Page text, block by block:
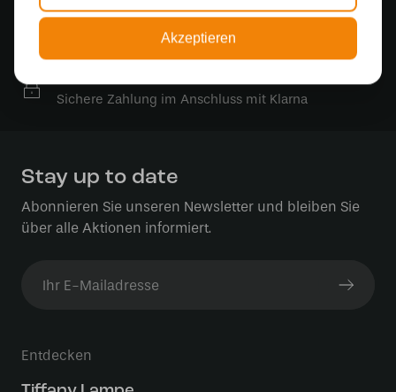
Kostenlose Lichtquellen
Die Bestellung umfasst die Lichtquelle
Sichere Zahlung im Anschluss mit Klarna
Stay up to date
Abonnieren Sie unseren Newsletter und bleiben Sie
über alle Aktionen informiert.
Entdecken
Akzeptieren